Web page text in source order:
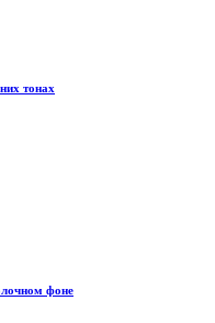
тонах
фоне